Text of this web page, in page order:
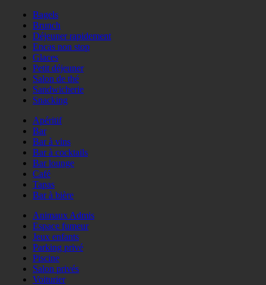
Bagels
Brunch
Déjeuner rapidement
Encas non stop
Glaces
Petit déjeuner
Salon de thé
Sandwicherie
Snacking
Apéritif
Bar
Bar à vins
Bar à cocktails
Bar lounge
Café
Tapas
Bar à bière
Animaux Admis
Espace fumeur
Jeux enfants
Parking privé
Piscine
Salon privés
Voiturier